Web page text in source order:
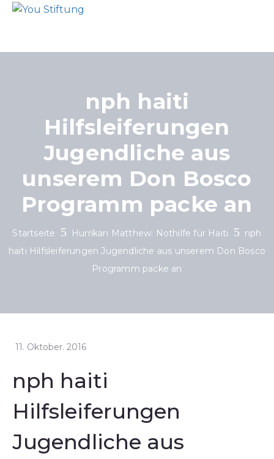
nph haiti
Hilfsleiferungen
Jugendliche aus
unserem Don Bosco
Programm packe an
Startseite Hurrikan Matthew: Nothilfe für Haiti
nph
haiti Hilfsleiferungen Jugendliche aus unserem Don Bosco
Programm packe an
11. Oktober. 2016
nph haiti
Hilfsleiferungen
Jugendliche aus